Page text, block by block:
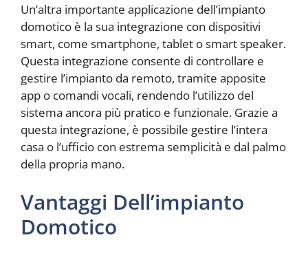
Un’altra importante applicazione dell’impianto
domotico è la sua integrazione con dispositivi
smart, come smartphone, tablet o smart speaker.
Questa integrazione consente di controllare e
gestire l’impianto da remoto, tramite apposite
app o comandi vocali, rendendo l’utilizzo del
sistema ancora più pratico e funzionale. Grazie a
questa integrazione, è possibile gestire l’intera
casa o l’ufficio con estrema semplicità e dal palmo
della propria mano.
Vantaggi Dell’impianto
Domotico